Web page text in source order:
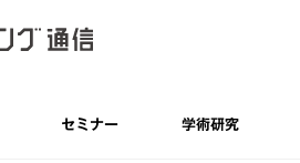
セミナー 学術研究